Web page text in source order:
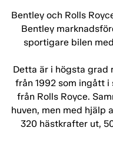
Bentley och Rolls
Bentley
sportigare bilen
Detta är i högsta grad
från 1992 som ingått
från Rolls Royce.
huven, men med hjälp
320 hästkrafter ut,